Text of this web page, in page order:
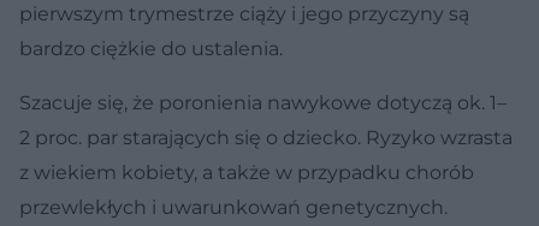
pierwszym trymestrze ciąży i jego przyczyny są
bardzo ciężkie do ustalenia.
Szacuje się, że poronienia nawykowe dotyczą ok. 1–
2 proc. par starających się o dziecko. Ryzyko wzrasta
z wiekiem kobiety, a także w przypadku chorób
przewlekłych i uwarunkowań genetycznych.